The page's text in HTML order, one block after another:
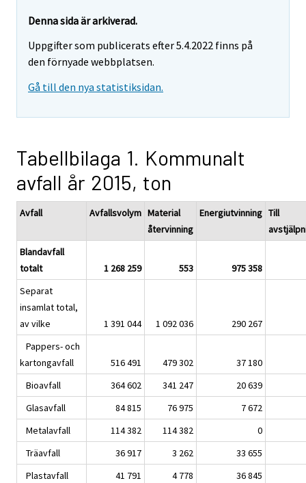
Denna sida är arkiverad.
Uppgifter som publicerats efter 5.4.2022 finns på
den förnyade webbplatsen.
Gå till den nya statistiksidan.
Tabellbilaga 1. Kommunalt
avfall år 2015, ton
Avfall Avfallsvolym Material
återvinning
Energiutvinning Till
Blandavfall
totalt
1 268 259 553
975 358
Separat
insamlat total,
av vilke
1 391 044 1 092 036
290 267
Pappers- och
kartongavfall
516 491 479 302
37 180
Bioavfall
364 602 341 247
20 639
Glasavfall
84 815 76 975
7 672
Metalavfall
114 382 114 382
0
Träavfall
36 917 3 262
33 655
Plastavfall
41 791 4 778
36 845